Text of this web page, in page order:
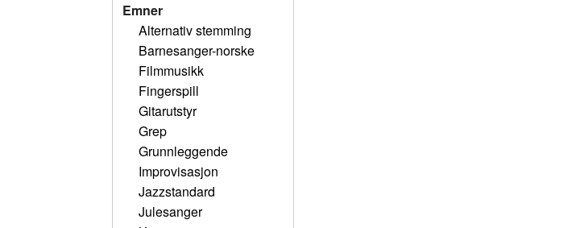
Emner
Alternativ stemming
Barnesanger-norske
Filmmusikk
Fingerspill
Gitarutstyr
Grep
Grunnleggende
Improvisasjon
Jazzstandard
Julesanger